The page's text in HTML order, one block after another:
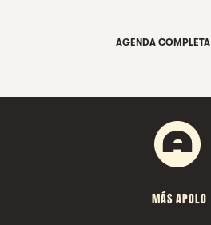
AGENDA COMPLETA
MÁS APOLO